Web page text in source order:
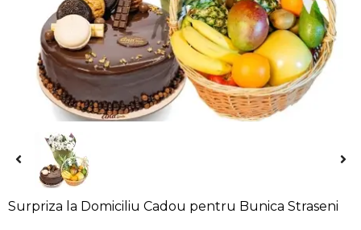
Surpriza la Domiciliu Cadou pentru Bunica Straseni